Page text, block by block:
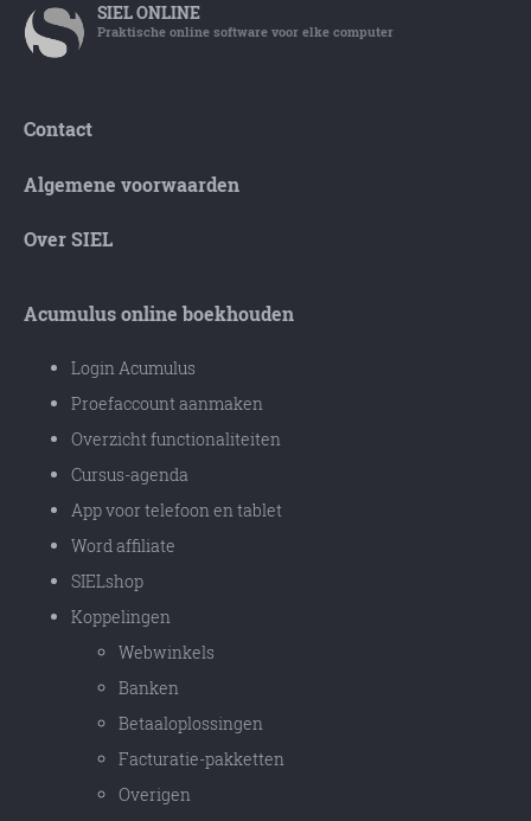
SIELONLINE
Praktische online software voor elke computer
Contact
Algemene voorwaarden
Over SIEL
Acumulus online boekhouden
Login Acumulus
Proefaccount aanmaken
Overzicht functionaliteiten
Cursus-agenda
App voor telefoon en tablet
Word affiliate
SIELshop
Koppelingen
Webwinkels
Banken
Betaaloplossingen
Facturatie-pakketten
Overigen